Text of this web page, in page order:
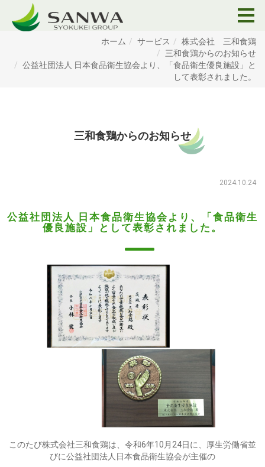
ホーム サービス
株式会社 三和食鶏
三和食鶏からのお知らせ
公益社団法人 日本食品衛生協会より、「食品衛生優良施設」と
して表彰されました。
三和食鶏からのお知らせ
2024.10.24
公益社団法人 日本食品衛生協会より、「食品衛生
優良施設」として表彰されました。
このたび株式会社三和食鶏は、令和6年10月24日に、厚生労働省並
びに公益社団法人日本食品衛生協会が主催の